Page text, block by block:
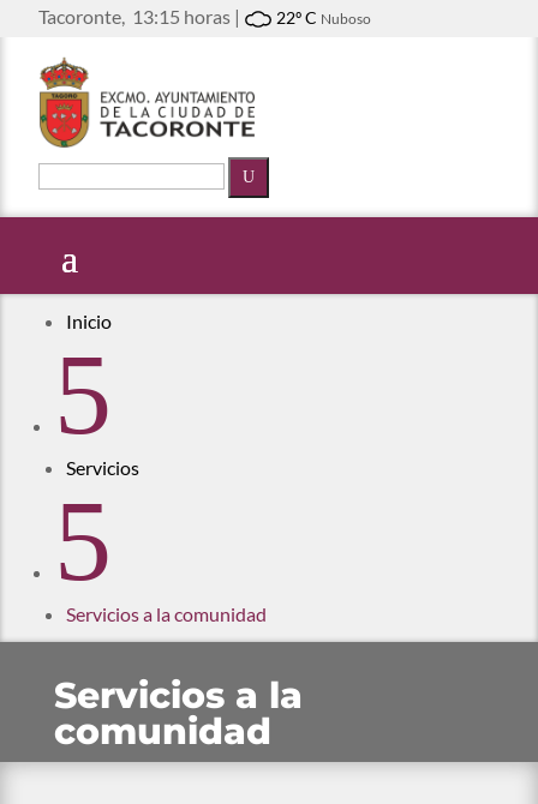
Tacoronte, 13:15 horas | 22º C Nuboso
U
Inicio
5
Servicios
5
Servicios a la comunidad
Servicios a la
comunidad